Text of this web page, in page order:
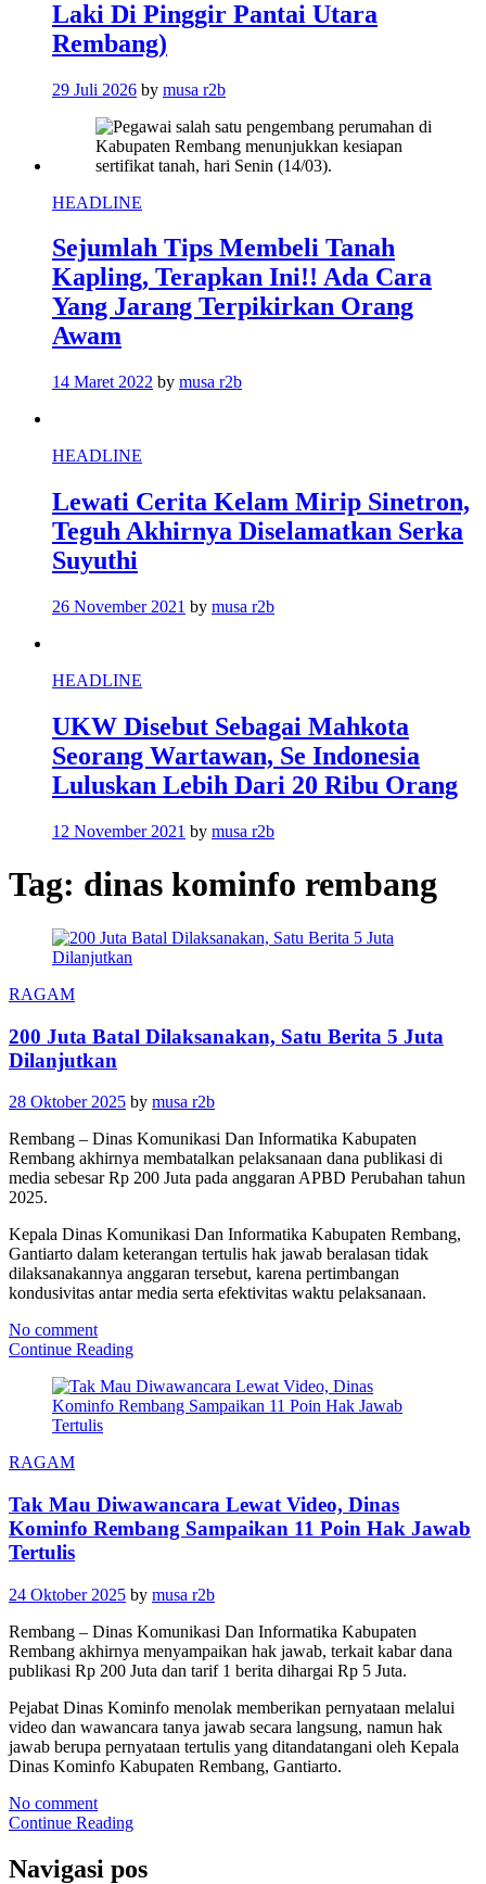
Laki Di Pinggir Pantai Utara
Rembang)
29 Juli 2026 by musa r2b
HEADLINE
Sejumlah Tips Membeli Tanah
Kapling, Terapkan Ini!! Ada Cara
Yang Jarang Terpikirkan Orang
Awam
14 Maret 2022 by musa r2b
HEADLINE
Lewati Cerita Kelam Mirip Sinetron,
Teguh Akhirnya Diselamatkan Serka
Suyuthi
26 November 2021 by musa r2b
HEADLINE
UKW Disebut Sebagai Mahkota
Seorang Wartawan, Se Indonesia
Luluskan Lebih Dari 20 Ribu Orang
12 November 2021 by musa r2b
Tag: dinas kominfo rembang
RAGAM
200 Juta Batal Dilaksanakan, Satu Berita 5 Juta
Dilanjutkan
28 Oktober 2025 by musa r2b
Rembang – Dinas Komunikasi Dan Informatika Kabupaten
Rembang akhirnya membatalkan pelaksanaan dana publikasi di
media sebesar Rp 200 Juta pada anggaran APBD Perubahan tahun
2025.
Kepala Dinas Komunikasi Dan Informatika Kabupaten Rembang,
Gantiarto dalam keterangan tertulis hak jawab beralasan tidak
dilaksanakannya anggaran tersebut, karena pertimbangan
kondusivitas antar media serta efektivitas waktu pelaksanaan.
No comment
Continue Reading
RAGAM
Tak Mau Diwawancara Lewat Video, Dinas
Kominfo Rembang Sampaikan 11 Poin Hak Jawab
Tertulis
24 Oktober 2025 by musa r2b
Rembang – Dinas Komunikasi Dan Informatika Kabupaten
Rembang akhirnya menyampaikan hak jawab, terkait kabar dana
publikasi Rp 200 Juta dan tarif 1 berita dihargai Rp 5 Juta.
Pejabat Dinas Kominfo menolak memberikan pernyataan melalui
video dan wawancara tanya jawab secara langsung, namun hak
jawab berupa pernyataan tertulis yang ditandatangani oleh Kepala
Dinas Kominfo Kabupaten Rembang, Gantiarto.
No comment
Continue Reading
Navigasi pos